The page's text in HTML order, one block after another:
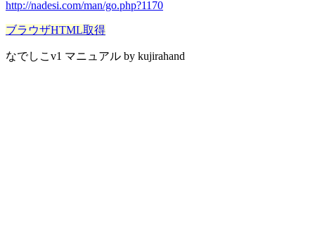
http://nadesi.com/man/go.php?1170
ブラウザHTML取得
なでしこv1 マニュアル by kujirahand